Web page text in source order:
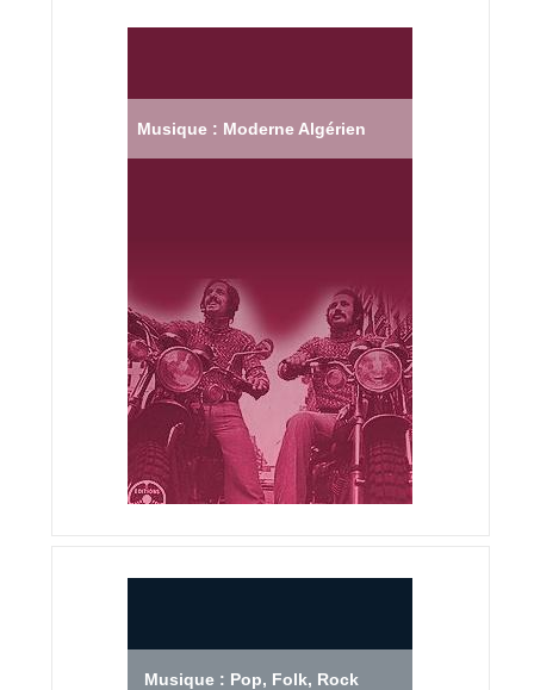
Musique : Moderne Algérien
Musique : Pop, Folk, Rock